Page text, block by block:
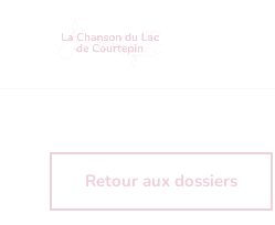
Retour aux dossiers